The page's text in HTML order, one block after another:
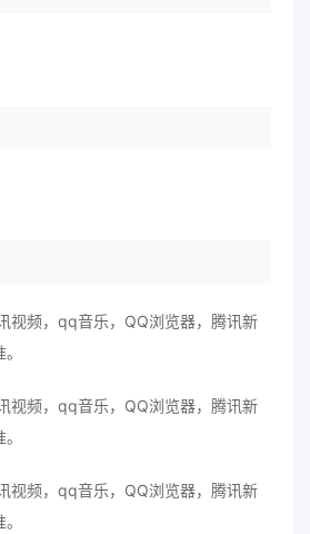
视频，qq音乐，QQ浏览器，腾讯新
视频，qq音乐，QQ浏览器，腾讯新
视频，qq音乐，QQ浏览器，腾讯新